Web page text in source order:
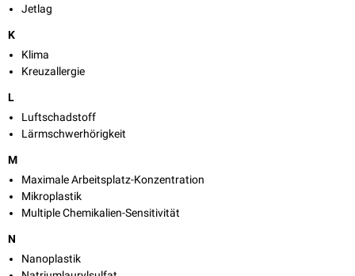
Jetlag
K
Klima
Kreuzallergie
L
Luftschadstoff
Lärmschwerhörigkeit
M
Maximale Arbeitsplatz-Konzentration
Mikroplastik
Multiple Chemikalien-Sensitivität
N
Nanoplastik